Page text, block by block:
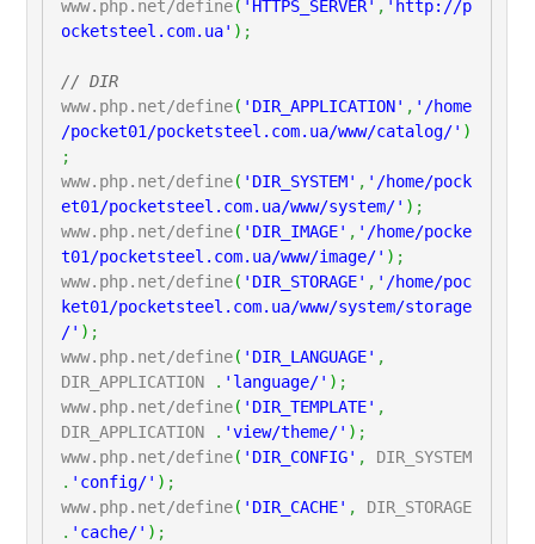
www.php.net/define( 'HTTPS_SERVER' , 'http://p
ocketsteel.com.ua' ) ;
// DIR
www.php.net/define( 'DIR_APPLICATION' , '/home
/pocket01/pocketsteel.com.ua/www/catalog/' )
;
www.php.net/define( 'DIR_SYSTEM' , '/home/pock
et01/pocketsteel.com.ua/www/system/' ) ;
www.php.net/define( 'DIR_IMAGE' , '/home/pocke
t01/pocketsteel.com.ua/www/image/' ) ;
www.php.net/define( 'DIR_STORAGE' , '/home/poc
ket01/pocketsteel.com.ua/www/system/storage
/' ) ;
www.php.net/define( 'DIR_LANGUAGE' ,
DIR_APPLICATION
. 'language/' ) ;
www.php.net/define( 'DIR_TEMPLATE' ,
DIR_APPLICATION
. 'view/theme/' ) ;
www.php.net/define( 'DIR_CONFIG' ,
DIR_SYSTEM
. 'config/' ) ;
www.php.net/define( 'DIR_CACHE' ,
DIR_STORAGE
. 'cache/' ) ;